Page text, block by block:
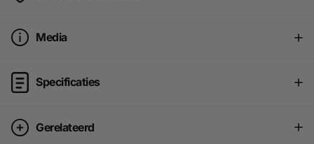
Media
Specificaties
Gerelateerd